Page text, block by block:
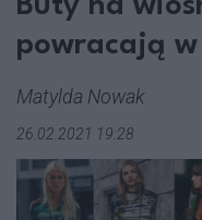
Buty na
powracają
Matylda Nowak
26.02.2021 19:28